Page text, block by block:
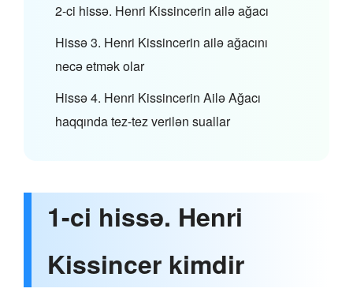
2-ci hissə. Henri Kissincerin ailə ağacı
Hissə 3. Henri Kissincerin ailə ağacını
necə etmək olar
Hissə 4. Henri Kissincerin Ailə Ağacı
haqqında tez-tez verilən suallar
1-ci hissə. Henri
Kissincer kimdir